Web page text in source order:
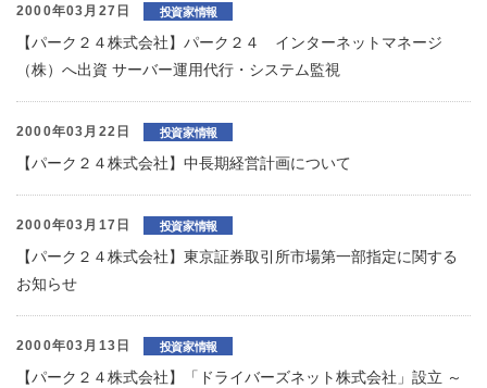
2000年03月27日 投資家情報
【パーク２４株式会社】パーク２４ インターネットマネージ
（株）へ出資 サーバー運用代行・システム監視
2000年03月22日 投資家情報
【パーク２４株式会社】中長期経営計画について
2000年03月17日 投資家情報
【パーク２４株式会社】東京証券取引所市場第一部指定に関する
お知らせ
2000年03月13日 投資家情報
【パーク２４株式会社】「ドライバーズネット株式会社」設立 ～